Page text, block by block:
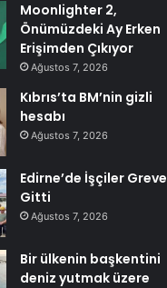
Moonlighter 2,
Önümüzdeki Ay Erken
Erişimden Çıkıyor
Ağustos 7, 2026
Kıbrıs’ta BM’nin gizli
hesabı
Ağustos 7, 2026
Edirne’de İşçiler Greve
Gitti
Ağustos 7, 2026
Bir ülkenin başkentini
deniz yutmak üzere